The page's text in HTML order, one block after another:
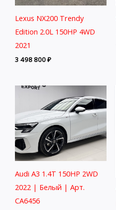
Lexus NX200 Trendy
Edition 2.0L 150HP 4WD
2021
3 498 800₽
Audi A3 1.4T 150HP 2WD
2022 | Белый | Арт.
CA6456